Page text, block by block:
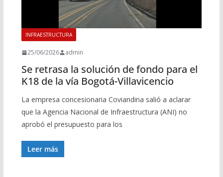
INFRAESTRUCTURA
25/06/2026 admin
Se retrasa la solución de fondo para el
K18 de la vía Bogotá-Villavicencio
La empresa concesionaria Coviandina salió a aclarar
que la Agencia Nacional de Infraestructura (ANI) no
aprobó el presupuesto para los
Leer más